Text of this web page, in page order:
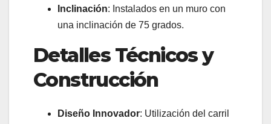
Inclinación: Instalados en un muro con
una inclinación de 75 grados.
Detalles Técnicos y
Construcción
Diseño Innovador: Utilización del carril